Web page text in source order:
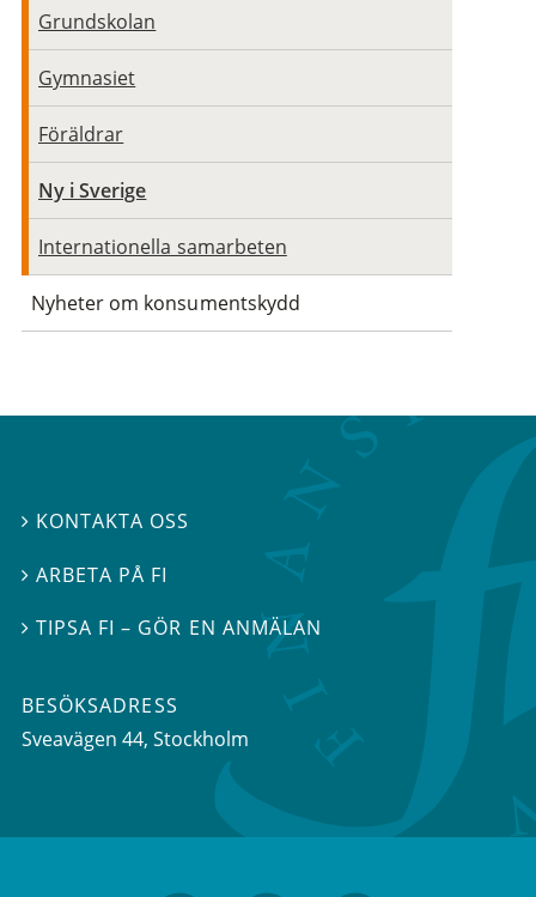
Grundskolan
Gymnasiet
Föräldrar
Ny i Sverige
Internationella samarbeten
Nyheter om konsumentskydd
 KONTAKTA OSS
 ARBETA PÅ FI
TIPSA FI – GÖR EN ANMÄLAN
BESÖKSADRESS
Sveavägen 44, Stockholm